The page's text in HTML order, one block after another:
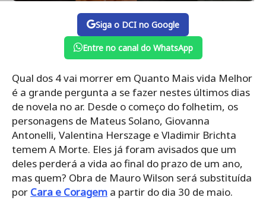
Siga o DCI no Google
Entre no canal do WhatsApp
Qual dos 4 vai morrer em Quanto Mais vida Melhor
é a grande pergunta a se fazer nestes últimos dias
de novela no ar. Desde o começo do folhetim, os
personagens de Mateus Solano, Giovanna
Antonelli, Valentina Herszage e Vladimir Brichta
temem A Morte. Eles já foram avisados que um
deles perderá a vida ao final do prazo de um ano,
mas quem? Obra de Mauro Wilson será substituída
por Cara e Coragem a partir do dia 30 de maio.